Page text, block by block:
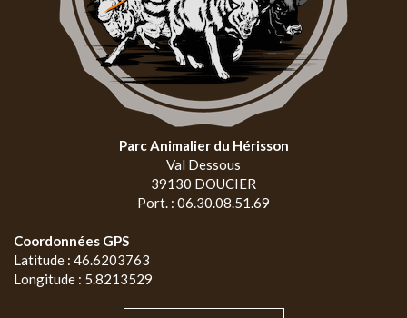
Parc Animalier du Hérisson
Val Dessous
39130 DOUCIER
Port. : 06.30.08.51.69
Coordonnées GPS
Latitude : 46.6203763
Longitude : 5.8213529